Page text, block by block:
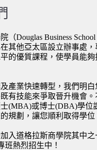
（Douglas Business
其他亞太區設立辦事處
的優質課程，使學員能
產業快速轉型，我們明
有技能來爭取晉升機會
(MBA)或博士(DBA)學位
規劃，讓您順利取得學位
入道格拉斯商學院其中之
班熱烈招生中！